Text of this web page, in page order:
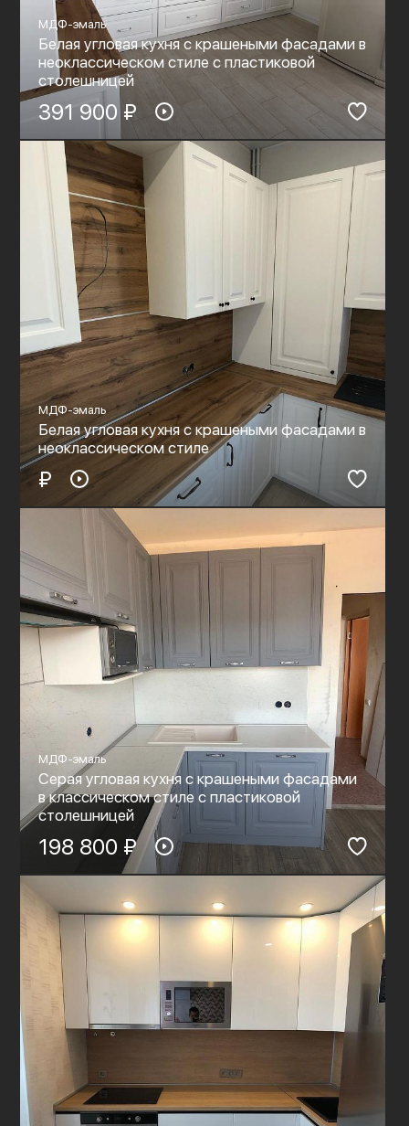
МДФ-эмаль
Белая угловая кухня с крашеными фасадами в
неоклассическом стиле с пластиковой
столешницей
391 900 ₽
МДФ-эмаль
Белая угловая кухня с крашеными фасадами в
неоклассическом стиле
₽
МДФ-эмаль
Серая угловая кухня с крашеными фасадами
в классическом стиле с пластиковой
столешницей
198 800 ₽